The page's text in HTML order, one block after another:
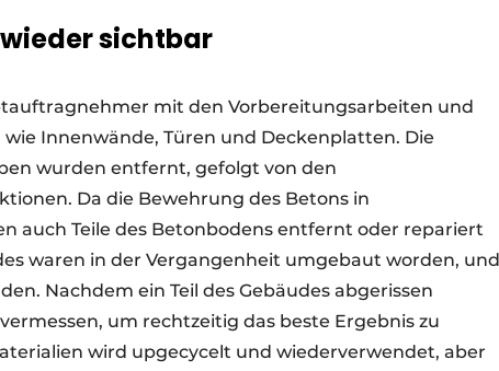
sichtbar
mit den Vorbereitungsarbeiten und
Innenwände, Türen und Deckenplatten. Die
wurden entfernt, gefolgt von den
Da die Bewehrung des Betons in
auch Teile des Betonbodens entfernt oder repariert
waren in der Vergangenheit umgebaut worden, und
Nachdem ein Teil des Gebäudes abgerissen
um rechtzeitig das beste Ergebnis zu
wird upgecycelt und wiederverwendet, aber